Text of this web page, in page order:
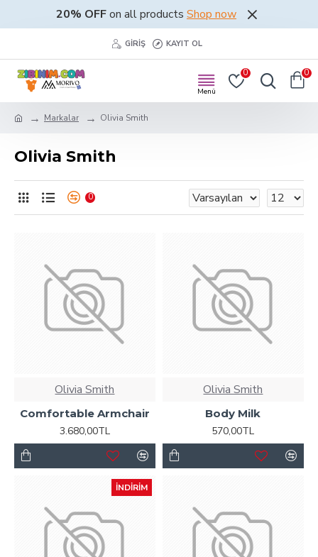
20% OFFon all products Shop now
GIRIŞ KAYIT OL
0 0
Markalar Olivia Smith
Olivia Smith
0
Olivia Smith
Comfortable Armchair
3.680,00TL
Olivia Smith
Body Milk
570,00TL
İNDIRIM